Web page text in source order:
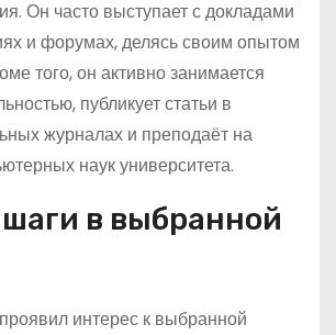
Он часто выступает с докладами
и форумах, делясь своим опытом
того, он активно занимается
публикует статьи в
журналах и преподаёт на
наук университета.
в выбранной
интерес к выбранной